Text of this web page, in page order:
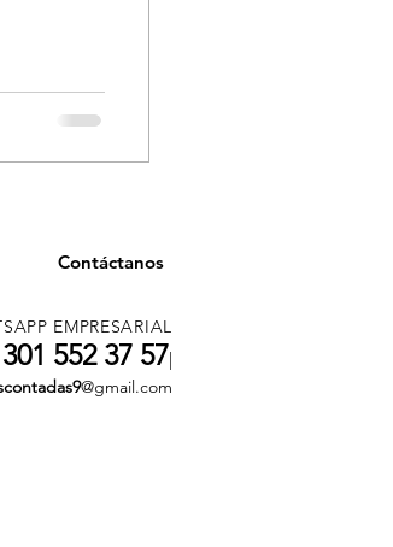
Contáctanos
EMPRESARIAL
301 552 37 57|
@gmail.com